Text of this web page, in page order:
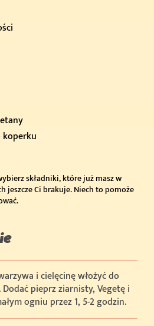
koperku
składniki, które już masz w
jeszcze Ci brakuje. Niech to pomoże
i cielęcinę włożyć do
pieprz ziarnisty, Vegetę i
ogniu przez 1, 5-2 godzin.